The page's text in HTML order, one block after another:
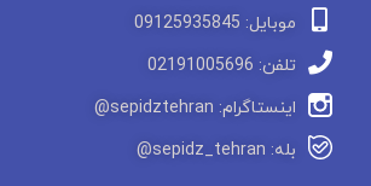
موبایل: 09125935845
تلفن: 02191005696
اینستاگرام: sepidztehran@
بله: sepidz_tehran@